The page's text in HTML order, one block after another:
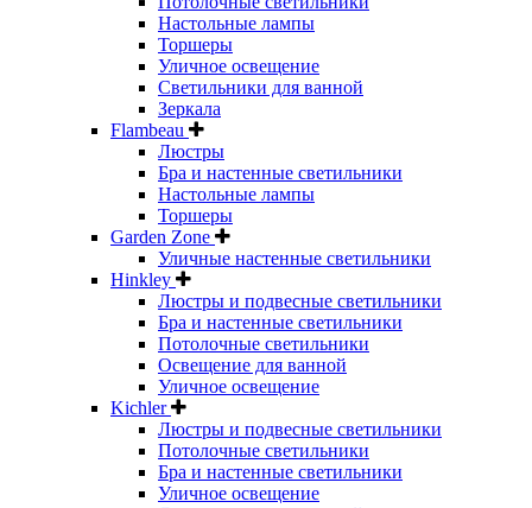
Настольные лампы
Торшеры
Уличное освещение
Светильники для ванной
Зеркала
Flambeau
Люстры
Бра и настенные светильники
Настольные лампы
Торшеры
Garden Zone
Уличные настенные светильники
Hinkley
Люстры и подвесные светильники
Бра и настенные светильники
Потолочные светильники
Освещение для ванной
Уличное освещение
Kichler
Люстры и подвесные светильники
Потолочные светильники
Бра и настенные светильники
Уличное освещение